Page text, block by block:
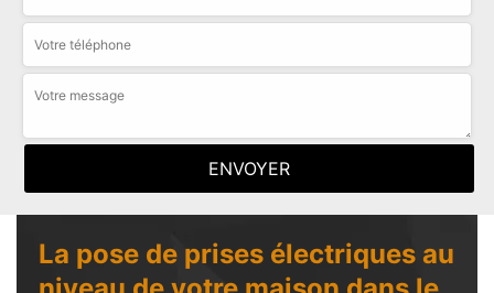
La pose de prises électriques au